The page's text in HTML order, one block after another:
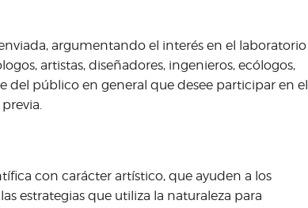
argumentando el interés en el laboratorio
artistas, diseñadores, ingenieros, ecólogos,
del público en general que desee participar en el
con carácter artístico, que ayuden a los
estrategias que utiliza la naturaleza para